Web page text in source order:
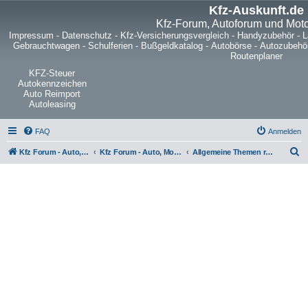
Kfz-Auskunft.de
Kfz-Forum, Autoforum und
Impressum - Datenschutz - Kfz-Versicherungsvergleich - Handyzubehör -
Gebrauchtwagen- Schulferien- Bußgeldkatalog- Autobörse-
Routenplaner
KFZ-Steuer
Autokennzeichen
Auto Reimport
Autoleasing
FAQ Anmelden
Kfz Forum - Auto, Motorrad und LKW Kfz Forum - Auto, Motorrad und LKW Allgemeine Themen rund um LKW, Zugmaschinen, Anhänger, Kleintransporter, Nutzfahrzeuge und Sattelschlepper